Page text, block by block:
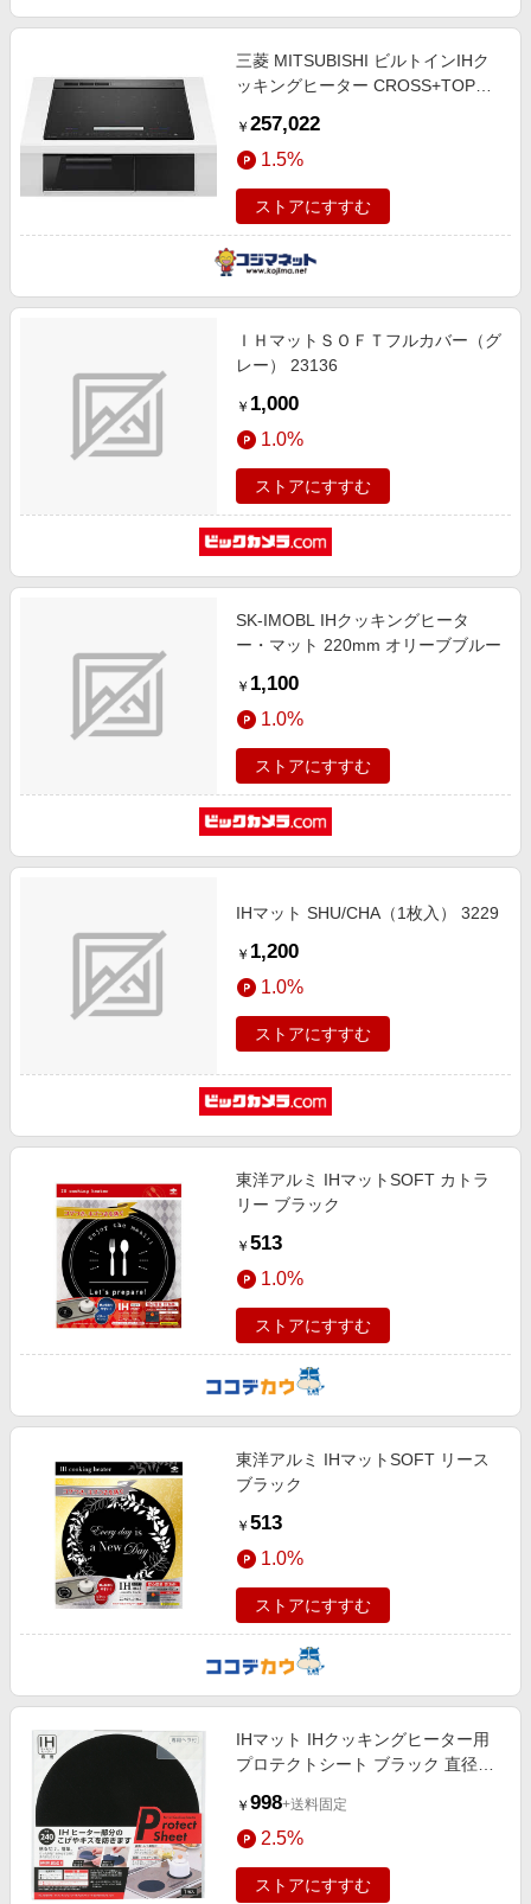
三菱 MITSUBISHI ビルトインIHク
ッキングヒーター CROSS+TOPシ
ック CS-R20A6-B
￥ 257,022
1.5%
ストアにすすむ
ＩＨマットＳＯＦＴフルカバー（グ
レー） 23136
￥ 1,000
1.0%
ストアにすすむ
SK-IMOBL IHクッキングヒータ
ー・マット 220mm オリーブブルー
￥ 1,100
1.0%
ストアにすすむ
IHマット SHU/CHA（1枚入） 3229
￥ 1,200
1.0%
ストアにすすむ
東洋アルミ IHマットSOFT カトラ
リー ブラック
￥ 513
1.0%
ストアにすすむ
東洋アルミ IHマットSOFT リース
ブラック
￥ 513
1.0%
ストアにすすむ
IHマット IHクッキングヒーター用
プロテクトシート ブラック 直径
￥ 998+送料固定
2.5%
ストアにすすむ